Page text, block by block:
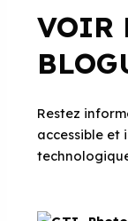
VOIR
Restez
accessible et